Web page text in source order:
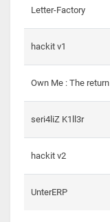
Letter-Factory
hackit v1
Own Me : The return
seri4liZ K1ll3r
hackit v2
UnterERP